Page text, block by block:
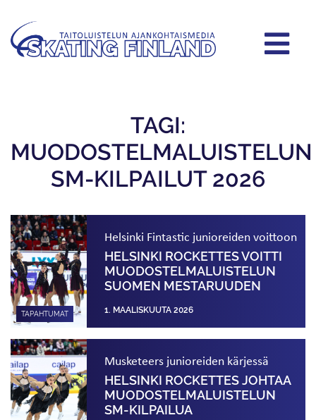
TAGI:
MUODOSTELMALUISTELUN
SM-KILPAILUT 2026
TAPAHTUMAT
Helsinki Fintastic junioreiden voittoon
HELSINKI ROCKETTES VOITTI
MUODOSTELMA­LUISTELUN
SUOMEN MESTARUUDEN
1. MAALISKUUTA 2026
Musketeers junioreiden kärjessä
HELSINKI ROCKETTES JOHTAA
MUODOSTELMALUISTELUN
SM-KILPAILUA